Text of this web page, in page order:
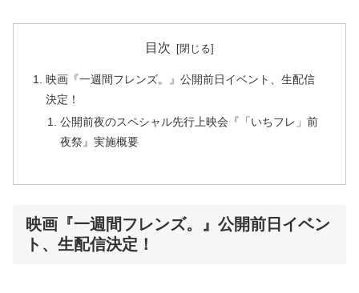
目次
映画『一週間フレンズ。』公開前日イベント、生配信
決定！
公開前夜のスペシャル先行上映会『「いちフレ」前
夜祭』実施概要
映画『一週間フレンズ。』公開前日イベン
ト、生配信決定！